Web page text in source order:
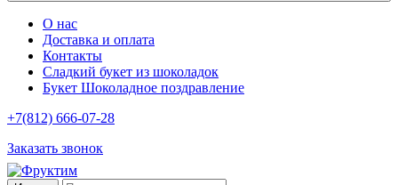
О нас
Доставка и оплата
Контакты
Сладкий букет из шоколадок
Букет Шоколадное поздравление
+7(812) 666-07-28
Заказать звонок